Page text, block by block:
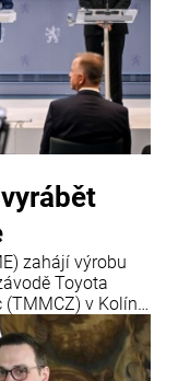
zahájí výrobu
Toyota
v Kolíně.
České republiky
ministr průmyslu
Nakatou,